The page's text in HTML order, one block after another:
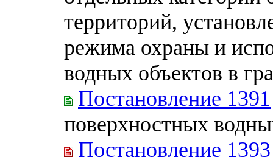
территорий,
режима охраны и
водных объектов в
Постановление 1391
поверхностных
Постановление 1393